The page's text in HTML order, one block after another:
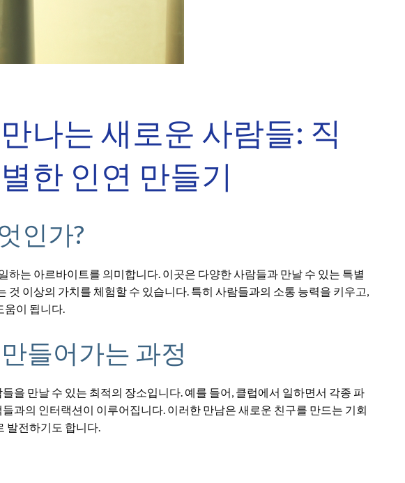
나는 새로운 사람들: 직
한 인연 만들기
인가?
하는 아르바이트를 의미합니다. 이곳은 다양한 사람들과 만날 수 있는 특별
것 이상의 가치를 체험할 수 있습니다. 특히 사람들과의 소통 능력을 키우고,
움이 됩니다.
들어가는 과정
을 만날 수 있는 최적의 장소입니다. 예를 들어, 클럽에서 일하면서 각종 파
과의 인터랙션이 이루어집니다. 이러한 만남은 새로운 친구를 만드는 기회
발전하기도 합니다.